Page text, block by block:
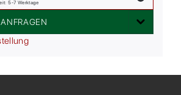
5-7 Werktage